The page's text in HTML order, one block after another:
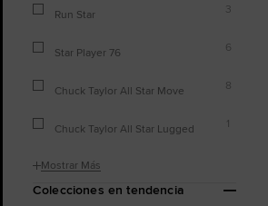
Run Star 3
Star Player 76 6
Chuck Taylor All Star Move 8
Chuck Taylor All Star Lugged 1
Mostrar Más
Colecciones en tendencia